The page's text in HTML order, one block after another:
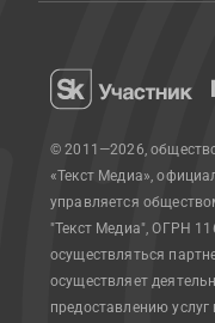
© 2011—2026,
«Текст Медиа»,
управляется
"Текст Медиа", ОГРН
осуществляться
осуществляет
предоставлению